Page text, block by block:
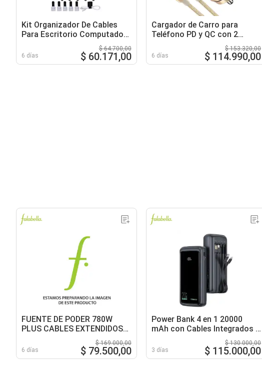
Kit Organizador De Cables
Para Escritorio Computador
6 días
$ 64.700,00
$ 60.171,00
Cargador de Carro para
Teléfono PD y QC con 2
Cables USB-C a Lightning
6 días
$ 153.320,00
$ 114.990,00
FUENTE DE PODER 780W
PLUS CABLES EXTENDIDOS
COMPUTADOR
6 días
$ 169.000,00
$ 79.500,00
Power Bank 4 en 1 20000
mAh con Cables Integrados y
3 días
$ 130.000,00
$ 115.000,00